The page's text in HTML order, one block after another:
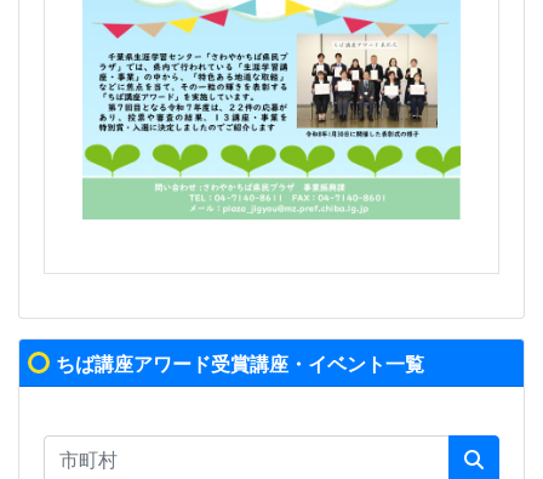
ちば講座アワード受賞講座・イベント一覧